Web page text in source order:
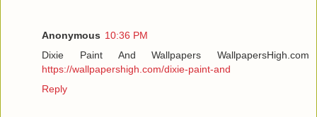
Anonymous 10:36 PM
Dixie Paint And Wallpapers WallpapersHigh.com
https://wallpapershigh.com/dixie-paint-and
Reply